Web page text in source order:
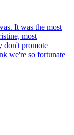
It was the most
most
don't promote
we're so fortunate